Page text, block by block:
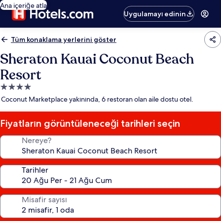
Ana içeriğe atla
Uygulamayı edinin
Tüm konaklama yerlerini göster
Sheraton Kauai Coconut Beach
Resort
4.0
yıldızlı
yeri
Coconut Marketplace yakınında, 6 restoran olan aile dostu otel.
Fiyatların görüntüleneceği tarihleri seçin
Nereye?
Tarihler
Misafir sayısı